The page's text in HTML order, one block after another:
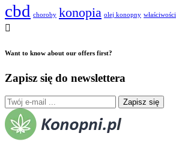
cbd choroby konopia olej konopny właściwości
Want to know about our offers first?
Zapisz się do newslettera
Zapisz się